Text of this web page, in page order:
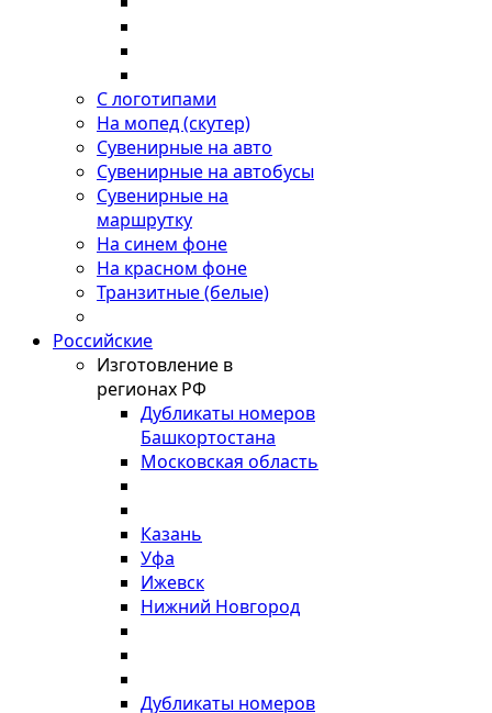
С логотипами
На мопед (скутер)
Сувенирные на авто
Сувенирные на автобусы
Сувенирные на
маршрутку
На синем фоне
На красном фоне
Транзитные (белые)
Российские
Изготовление в
регионах РФ
Дубликаты номеров
Башкортостана
Московская область
Казань
Уфа
Ижевск
Нижний Новгород
Дубликаты номеров